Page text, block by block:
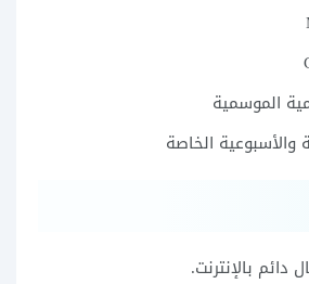
الموسمية
والأسبوعية الخاصة
دائم بالإنترنت.